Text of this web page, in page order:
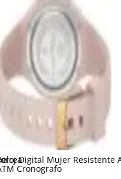
Digital Mujer Resistente
Cronografo